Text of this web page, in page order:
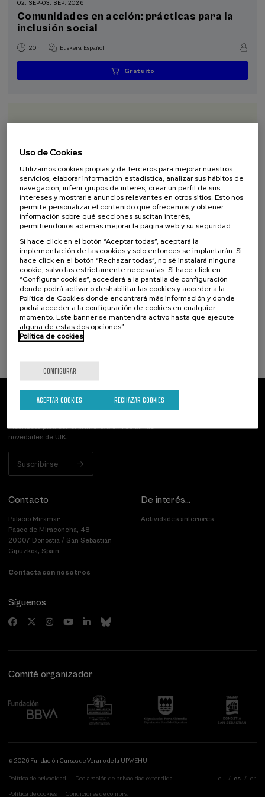
Programas especiales
Donostia Kultura (1)
02. SEP-03. SEP, 2026
Comunidades en acción: prácticas para la
inclusión social
20 h. Euskera Español .
...
Gratuito
Últimas
plazas
Gratuito
Fecha
pasada
Lista
de
Plazo
de
ECONOMÍA Y EMPRESA SOSTENIBILIDAD
ACTIVIDAD GRATUITA
DSF
CURSO DE VERANO
11. SEP-11. SEP, 2026
Proyectos de economía circular en el
sector primario
10 h. Euskera Español
Suscríbete a nuestro boletín
Inscríbete para ser el primero/a en recibir las
novedades de UIK.
Suscribirse
Contacto
Palacio Miramar
Paseo de Miraconcha, 48
20007 Donostia / San Sebastián
Gipuzkoa, Spain
Contacta con nosotros
De interés...
Actividades anteriores
Síguenos
Comité organizador
© 2026 Fundación Cursos de Verano de la UPV/EHU
Política de privacidad Declaración de privacidad extendida
Política de cookies Condiciones de compra
eu es en
Uso de Cookies
Utilizamos cookies propias y de terceros para mejorar nuestros
servicios, elaborar información estadística, analizar sus hábitos de
navegación, inferir grupos de interés, crear un perfil de sus
intereses y mostrarle anuncios relevantes en otros sitios. Esto nos
permite personalizar el contenido que ofrecemos y obtener
información sobre qué secciones suscitan interés,
permitiéndonos además mejorar la página web y su seguridad.
Si hace click en el botón “Aceptar todas”, aceptará la
implementación de las cookies y solo entonces se implantarán. Si
hace click en el botón “Rechazar todas”, no sé instalará ninguna
cookie, salvo las estrictamente necesarias. Si hace click en
“Configurar cookies”, accederá a la pantalla de configuración
donde podrá activar o deshabilitar las cookies y acceder a la
Política de Cookies donde encontrará más información y donde
podrá acceder a la configuración de cookies en cualquier
momento. Este banner se mantendrá activo hasta que ejecute
alguna de estas dos opciones”
Política de cookies
CONFIGURAR
RECHAZAR COOKIES
ACEPTAR COOKIES